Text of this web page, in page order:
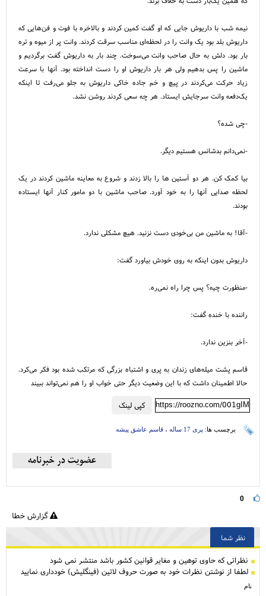
نیمه شب با داریوش جایی که او گفت کمین کردند و بالاخره با فوت و فن‌هایی که
داریوش بلد بود یک وانت را در لحظه‌ای مناسب سرقت کردند. وانت پر از میوه و تره
بار بود. دلش به حال صاحب وانت می‌سوخت. چند بار به داریوش گفت برگردیم و
ماشین را پس بدهیم ولی هر بار داریوش او را دست انداخته بود. آنها با سرعت
زیاد حرکت می‌کردند در پیچ و خم جاده خاکی داریوش به جلو می‌رفت تا اینکه
یک‌دفعه وانت سرجایش ایستاد. هر چه سعی کردند روشن نشد.
-چی شده؟
-نمی‌دانم بدشانس هستیم دیگر.
بیا کمک کن. هر دو آستین ها را بالا زدند و شروع به معاینه ماشین کردند در یک
لحظه صدایی آنها را به خود آورد. صاحب ماشین با دو مامور کنار آنها ایستاده
بودند.
-آقا! به ماشین من بی‌خودی دست نزنید. هیچ مشکلی ندارد.
داریوش بدون اینکه به روی خودش بیاورد گفت:
-منظورت چیه؟ پس چرا راه نمی‌ره.
راننده با خنده گفت:
-آخر بنزین ندارد.
قاسم پشت میله‌های زندان به پری و اشتباه بزرگی که مرتکب شده بود فکر می‌کرد.
حالا اطمینان داشت که با این وضعیت دیگر حتی خواب او را هم نمی‌تواند ببیند
کپی لینک https://roozno.com/001gIM
برچسب ها: پری 17 ساله ، قاسم عاشق پیشه
0
گزارش خطا
نظر شما
نظراتی كه حاوی توهین و مغایر قوانین کشور باشد منتشر نمی شود
لطفا از نوشتن نظرات خود به صورت حروف لاتین (فینگلیش) خودداری نمایید
نام